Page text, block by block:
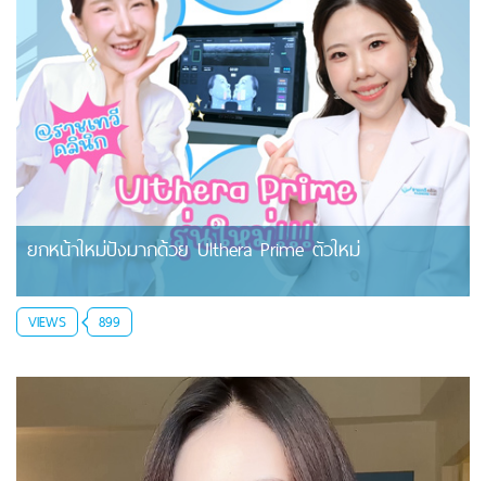
ยกหน้าใหม่ปังมากด้วย Ulthera Prime ตัวใหม่
VIEWS 899